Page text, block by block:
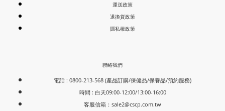
運送政策
退換貨政策
隱私權政策
聯絡我們
電話 : 0800-213-568 (產品訂購/保健品/保養品/預約服務)
時間 : 白天09:00-12:00/13:00-16:00
客服信箱： sale2@cscp.com.tw